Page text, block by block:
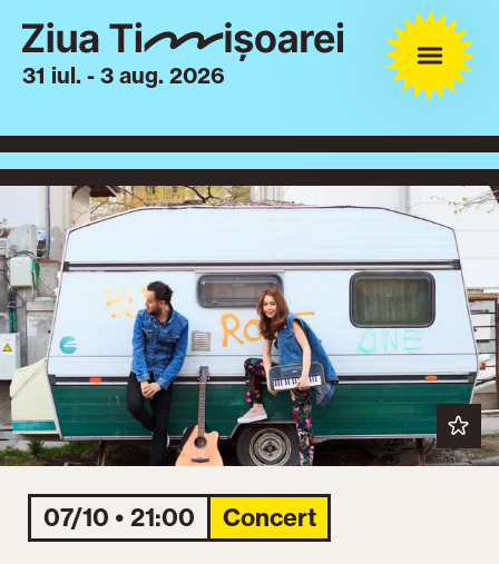
31 iul. - 3 aug. 2026
07/10 • 21:00 Concert